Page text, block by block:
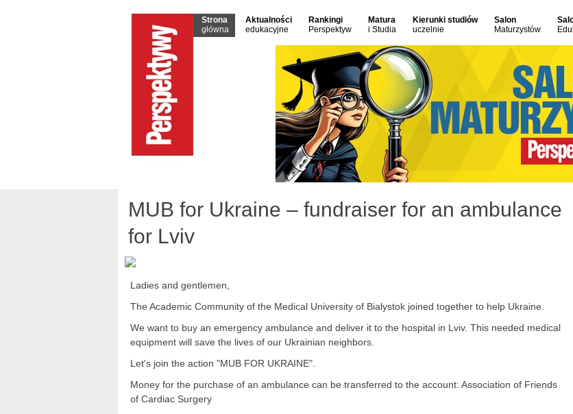
Strona
główna
Aktualności
edukacyjne
Rankingi
Perspektyw
Matura
i Studia
Kierunki studiów
uczelnie
Salon
Maturzystów
MUB for Ukraine – fundraiser for an ambulance
for Lviv
Ladies and gentlemen,
The Academic Community of the Medical University of Bialystok joined together to help Ukraine.
We want to buy an emergency ambulance and deliver it to the hospital in Lviv. This needed medical
equipment will save the lives of our Ukrainian neighbors.
Let's join the action "MUB FOR UKRAINE".
Money for the purchase of an ambulance can be transferred to the account: Association of Friends
of Cardiac Surgery